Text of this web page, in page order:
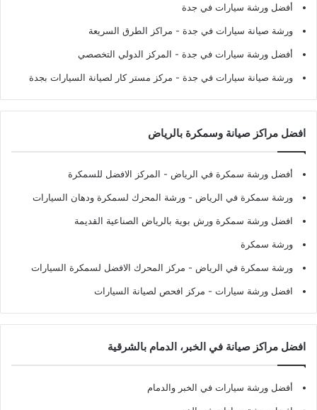
أفضل ورشة سيارات في جدة
ورشة صيانة سيارات في جدة - مراكز الطرق السريعة
أفضل ورشة سيارات في جدة - المركز الدولي التخصصي
ورشة صيانة سيارات في جدة - مركز مستر كار لصيانة السيارات بجدة
افضل مراكز صيانة وسمكرة بالرياض
أفضل ورشة سمكرة في الرياض - المركز الافضل للسمكرة
ورشة سمكرة في الرياض - ورشة المحرك لسمكرة ودهان السيارات
افضل ورشة سمكرة ورش بوية بالرياض الصناعية القديمة
ورشة سمكرة
ورشة سمكرة في الرياض - مركز المحرك الافضل لسمكرة السيارات
افضل ورشة سيارات - مركز افحص لصيانة السيارات
افضل مراكز صيانة في الخبر، الدمام بالشرقية
أفضل ورشة سيارات في الخبر والدمام